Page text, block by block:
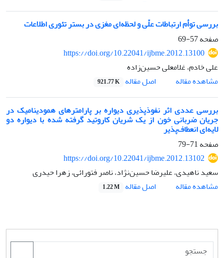
بررسی توأم ارتباطات علّی و لحظه‌ای مغزی در بستر تئوری اطلاعات
صفحه57-69
https://doi.org/10.22041/ijbme.2012.13100
علی خادم، غلامعلی حسین‌زاده
مشاهده مقاله
اصل مقاله 921.77 K
بررسی عددی اثر نفوذپذیری دیواره بر پارامترهای همودینامیک در
جریان ضربانی خون از یک شریان کاروتید گرفته شده با دیواره دو
لایه‌ای انعطاف‌پذیر
صفحه71-79
https://doi.org/10.22041/ijbme.2012.13102
سعید ناهیدی، علیرضا حسین‌نژاد، ناصر فتورائی، زهرا حیدری
مشاهده مقاله
اصل مقاله 1.22 M